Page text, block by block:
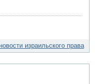
израильского права